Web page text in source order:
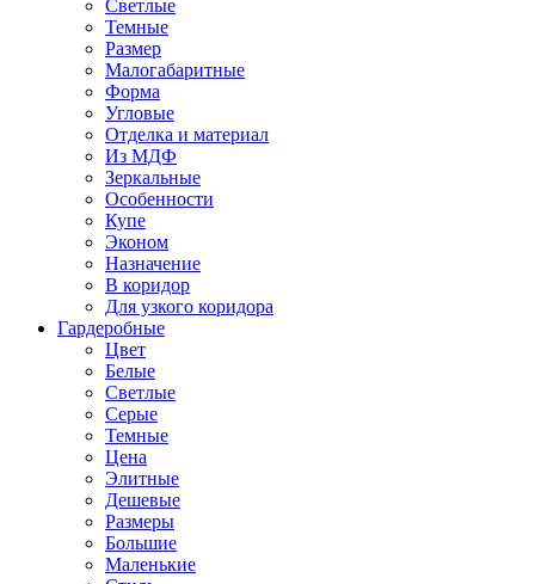
Светлые
Темные
Размер
Малогабаритные
Форма
Угловые
Отделка и материал
Из МДФ
Зеркальные
Особенности
Купе
Эконом
Назначение
В коридор
Для узкого коридора
Гардеробные
Цвет
Белые
Светлые
Серые
Темные
Цена
Элитные
Дешевые
Размеры
Большие
Маленькие